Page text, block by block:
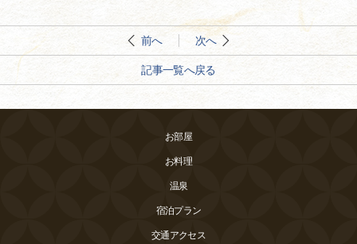
前へ 次へ
記事一覧へ戻る
お部屋
お料理
温泉
宿泊プラン
交通アクセス